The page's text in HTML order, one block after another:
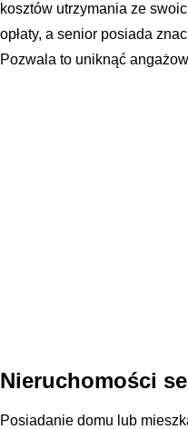
kosztów utrzymania ze
opłaty, a senior posiada
Pozwala to uniknąć
Nieruchomości
Posiadanie domu lub